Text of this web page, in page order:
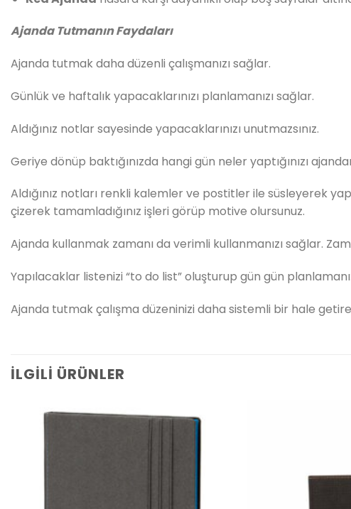
Ajanda Tutmanın Faydaları
Ajanda tutmak daha düzenli çalışmanızı sağlar.
Günlük ve haftalık yapacaklarınızı planlamanızı sağlar.
Aldığınız notlar sayesinde yapacaklarınızı unutmazsınız.
Geriye dönüp baktığınızda hangi gün neler yaptığınızı
Aldığınız notları renkli kalemler ve postitler ile süsleyerek
çizerek tamamladığınız işleri görüp motive olursunuz.
Ajanda kullanmak zamanı da verimli kullanmanızı sağlar.
Yapılacaklar listenizi “to do list” oluşturup gün gün
Ajanda tutmak çalışma düzeninizi daha sistemli bir hale
İLGILI ÜRÜNLER